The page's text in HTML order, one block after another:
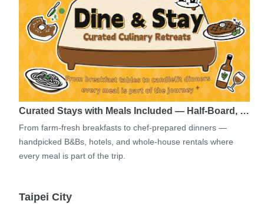
Curated Stays with Meals Included — Half-Board, …
From farm-fresh breakfasts to chef-prepared dinners —
handpicked B&Bs, hotels, and whole-house rentals where
every meal is part of the trip.
Taipei City